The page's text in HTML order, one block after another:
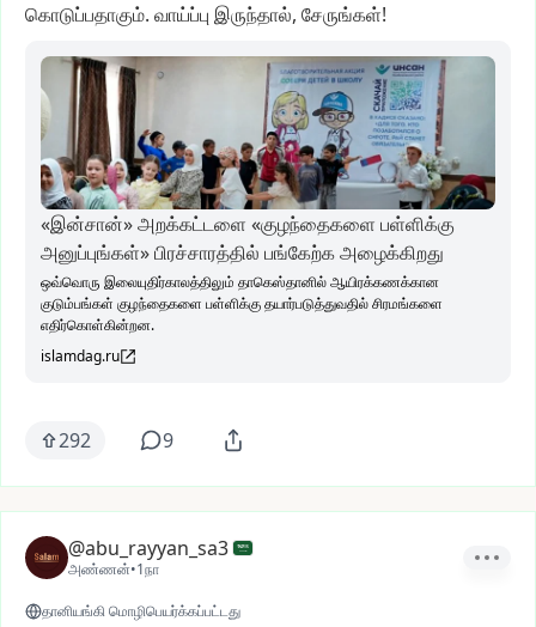
கொடுப்பதாகும். வாய்ப்பு இருந்தால், சேருங்கள்!
«இன்சான்» அறக்கட்டளை «குழந்தைகளை பள்ளிக்கு
அனுப்புங்கள்» பிரச்சாரத்தில் பங்கேற்க அழைக்கிறது
ஒவ்வொரு இலையுதிர்காலத்திலும் தாகெஸ்தானில் ஆயிரக்கணக்கான
குடும்பங்கள் குழந்தைகளை பள்ளிக்கு தயார்படுத்துவதில் சிரமங்களை
எதிர்கொள்கின்றன.
islamdag.ru
292 9
@abu_rayyan_sa3
அண்ணன்•1நா
தானியங்கி மொழிபெயர்க்கப்பட்டது